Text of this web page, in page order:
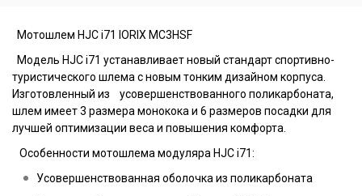
Мотошлем HJC i71 IORIX MC3HSF
Модель HJC i71 устанавливает новый стандарт спортивно-
туристического шлема с новым тонким дизайном корпуса.
Изготовленный из усовершенствованного поликарбоната,
шлем имеет 3 размера монокока и 6 размеров посадки для
лучшей оптимизации веса и повышения комфорта.
Особенности мотошлема модуляра HJC i71:
Усовершенствованная оболочка из поликарбоната